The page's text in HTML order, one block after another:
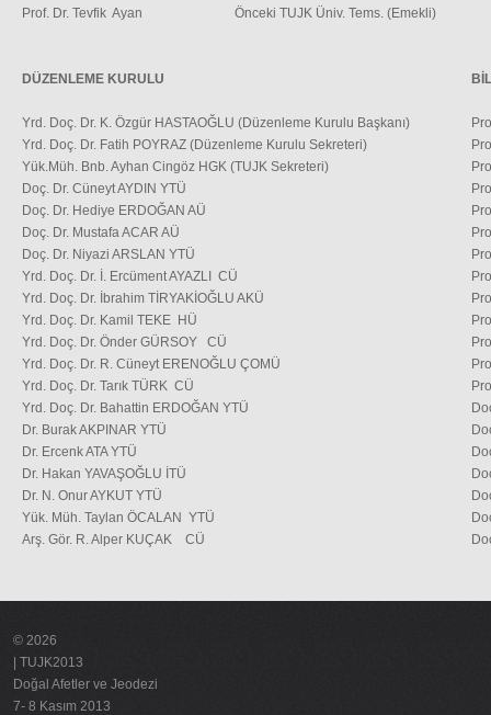
Prof. Dr. Tevfik Ayan
Önceki TUJK Üniv. Tems. (Emekli)
DÜZENLEME KURULU
Yrd. Doç. Dr. K. Özgür HASTAOĞLU (Düzenleme Kurulu Başkanı)
Yrd. Doç. Dr. Fatih POYRAZ (Düzenleme Kurulu Sekreteri)
Yük.Müh. Bnb. Ayhan Cingöz HGK (TUJK Sekreteri)
Doç. Dr. Cüneyt AYDIN YTÜ
Doç. Dr. Hediye ERDOĞAN AÜ
Doç. Dr. Mustafa ACAR AÜ
Doç. Dr. Niyazi ARSLAN YTÜ
Yrd. Doç. Dr. İ. Ercüment AYAZLI CÜ
Yrd. Doç. Dr. İbrahim TİRYAKİOĞLU AKÜ
Yrd. Doç. Dr. Kamil TEKE HÜ
Yrd. Doç. Dr. Önder GÜRSOY CÜ
Yrd. Doç. Dr. R. Cüneyt ERENOĞLU ÇOMÜ
Yrd. Doç. Dr. Tarık TÜRK CÜ
Yrd. Doç. Dr. Bahattin ERDOĞAN YTÜ
Dr. Burak AKPINAR YTÜ
Dr. Ercenk ATA YTÜ
Dr. Hakan YAVAŞOĞLU İTÜ
Dr. N. Onur AYKUT YTÜ
Yük. Müh. Taylan ÖCALAN YTÜ
Arş. Gör. R. Alper KUÇAK CÜ
© 2026
| TUJK2013
Doğal Afetler ve Jeodezi
7- 8 Kasım 2013